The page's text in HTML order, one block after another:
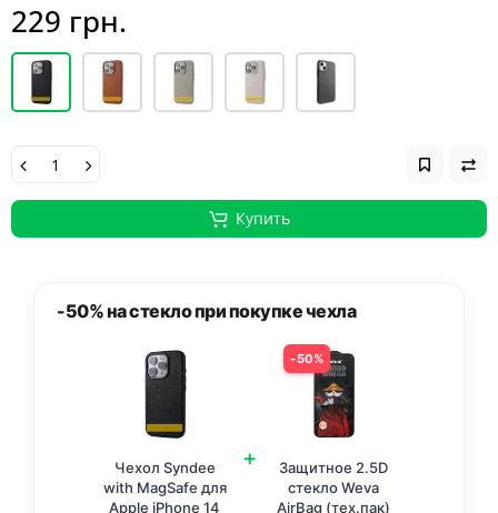
229 грн.
Купить
-50% на стекло при покупке чехла
Чехол Syndee
with MagSafe для
Apple iPhone 14
+
50%
Защитное 2.5D
стекло Weva
AirBag (тех.пак)